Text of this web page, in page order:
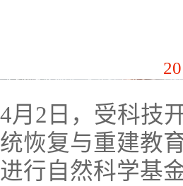
4月2日，受科技
统恢复与重建教
进行自然科学基